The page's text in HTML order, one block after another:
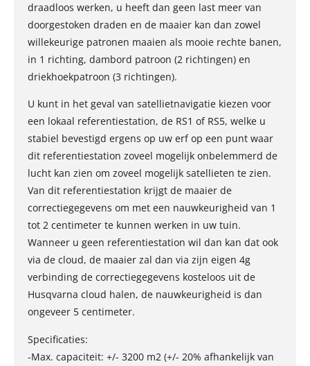
draadloos werken, u heeft dan geen last meer van
doorgestoken draden en de maaier kan dan zowel
willekeurige patronen maaien als mooie rechte banen,
in 1 richting, dambord patroon (2 richtingen) en
driekhoekpatroon (3 richtingen).
U kunt in het geval van satellietnavigatie kiezen voor
een lokaal referentiestation, de RS1 of RS5, welke u
stabiel bevestigd ergens op uw erf op een punt waar
dit referentiestation zoveel mogelijk onbelemmerd de
lucht kan zien om zoveel mogelijk satellieten te zien.
Van dit referentiestation krijgt de maaier de
correctiegegevens om met een nauwkeurigheid van 1
tot 2 centimeter te kunnen werken in uw tuin.
Wanneer u geen referentiestation wil dan kan dat ook
via de cloud, de maaier zal dan via zijn eigen 4g
verbinding de correctiegegevens kosteloos uit de
Husqvarna cloud halen, de nauwkeurigheid is dan
ongeveer 5 centimeter.
Specificaties:
-Max. capaciteit: +/- 3200 m2 (+/- 20% afhankelijk van